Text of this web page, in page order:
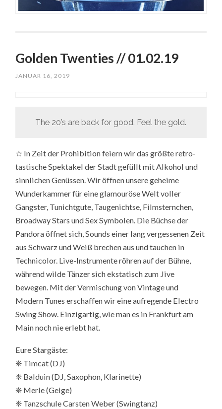
Golden Twenties // 01.02.19
JANUAR 16, 2019
The 20’s are back for good. Feel the gold.
☆ In Zeit der Prohibition feiern wir das größte retro-
tastische Spektakel der Stadt gefüllt mit Alkohol und
sinnlichen Genüssen. Wir öffnen unsere geheime
Wunderkammer für eine glamouröse Welt voller
Gangster, Tunichtgute, Taugenichtse, Filmsternchen,
Broadway Stars und Sex Symbolen. Die Büchse der
Pandora öffnet sich, Sounds einer lang vergessenen Zeit
aus Schwarz und Weiß brechen aus und tauchen in
Technicolor. Live-Instrumente röhren auf der Bühne,
während wilde Tänzer sich ekstatisch zum Jive
bewegen. Mit der Vermischung von Vintage und
Modern Tunes erschaffen wir eine aufregende Electro
Swing Show. Einzigartig, wie man es in Frankfurt am
Main noch nie erlebt hat.
Eure Stargäste:
❈ Timcat (DJ)
❈ Balduin (DJ, Saxophon, Klarinette)
❈ Merle (Geige)
❈ Tanzschule Carsten Weber (Swingtanz)